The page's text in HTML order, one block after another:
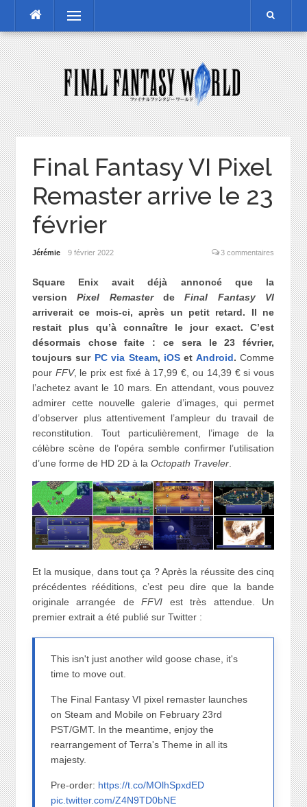
content
Menu
Final Fantasy VI Pixel
Remaster arrive le 23
février
Jérémie 9 février 2022 3 commentaires
Square Enix avait déjà annoncé que la
versionPixel RemasterdeFinal Fantasy VI
arriverait ce mois-ci, après un petit retard. Il ne
restait plus qu’à connaître le jour exact. C’est
désormais chose faite : ce sera le 23 février,
toujours sur PC via Steam, iOSet Android. Comme
pour FFV, le prix est fixé à 17,99 €, ou 14,39 € si vous
l’achetez avant le 10 mars. En attendant, vous pouvez
admirer cette nouvelle galerie d’images, qui permet
d’observer plus attentivement l’ampleur du travail de
reconstitution. Tout particulièrement, l’image de la
célèbre scène de l’opéra semble confirmer l’utilisation
d’une forme de HD 2D à la Octopath Traveler.
Et la musique, dans tout ça ? Après la réussite des cinq
précédentes rééditions, c’est peu dire que la bande
originale arrangée deFFVI est très attendue. Un
premier extrait a été publié sur Twitter :
This isn't just another wild goose chase, it's
time to move out.
The Final Fantasy VI pixel remaster launches
on Steam and Mobile on February 23rd
PST/GMT. In the meantime, enjoy the
rearrangement of Terra's Theme in all its
majesty.
Pre-order: https://t.co/MOlhSpxdED
pic.twitter.com/Z4N9TD0bNE